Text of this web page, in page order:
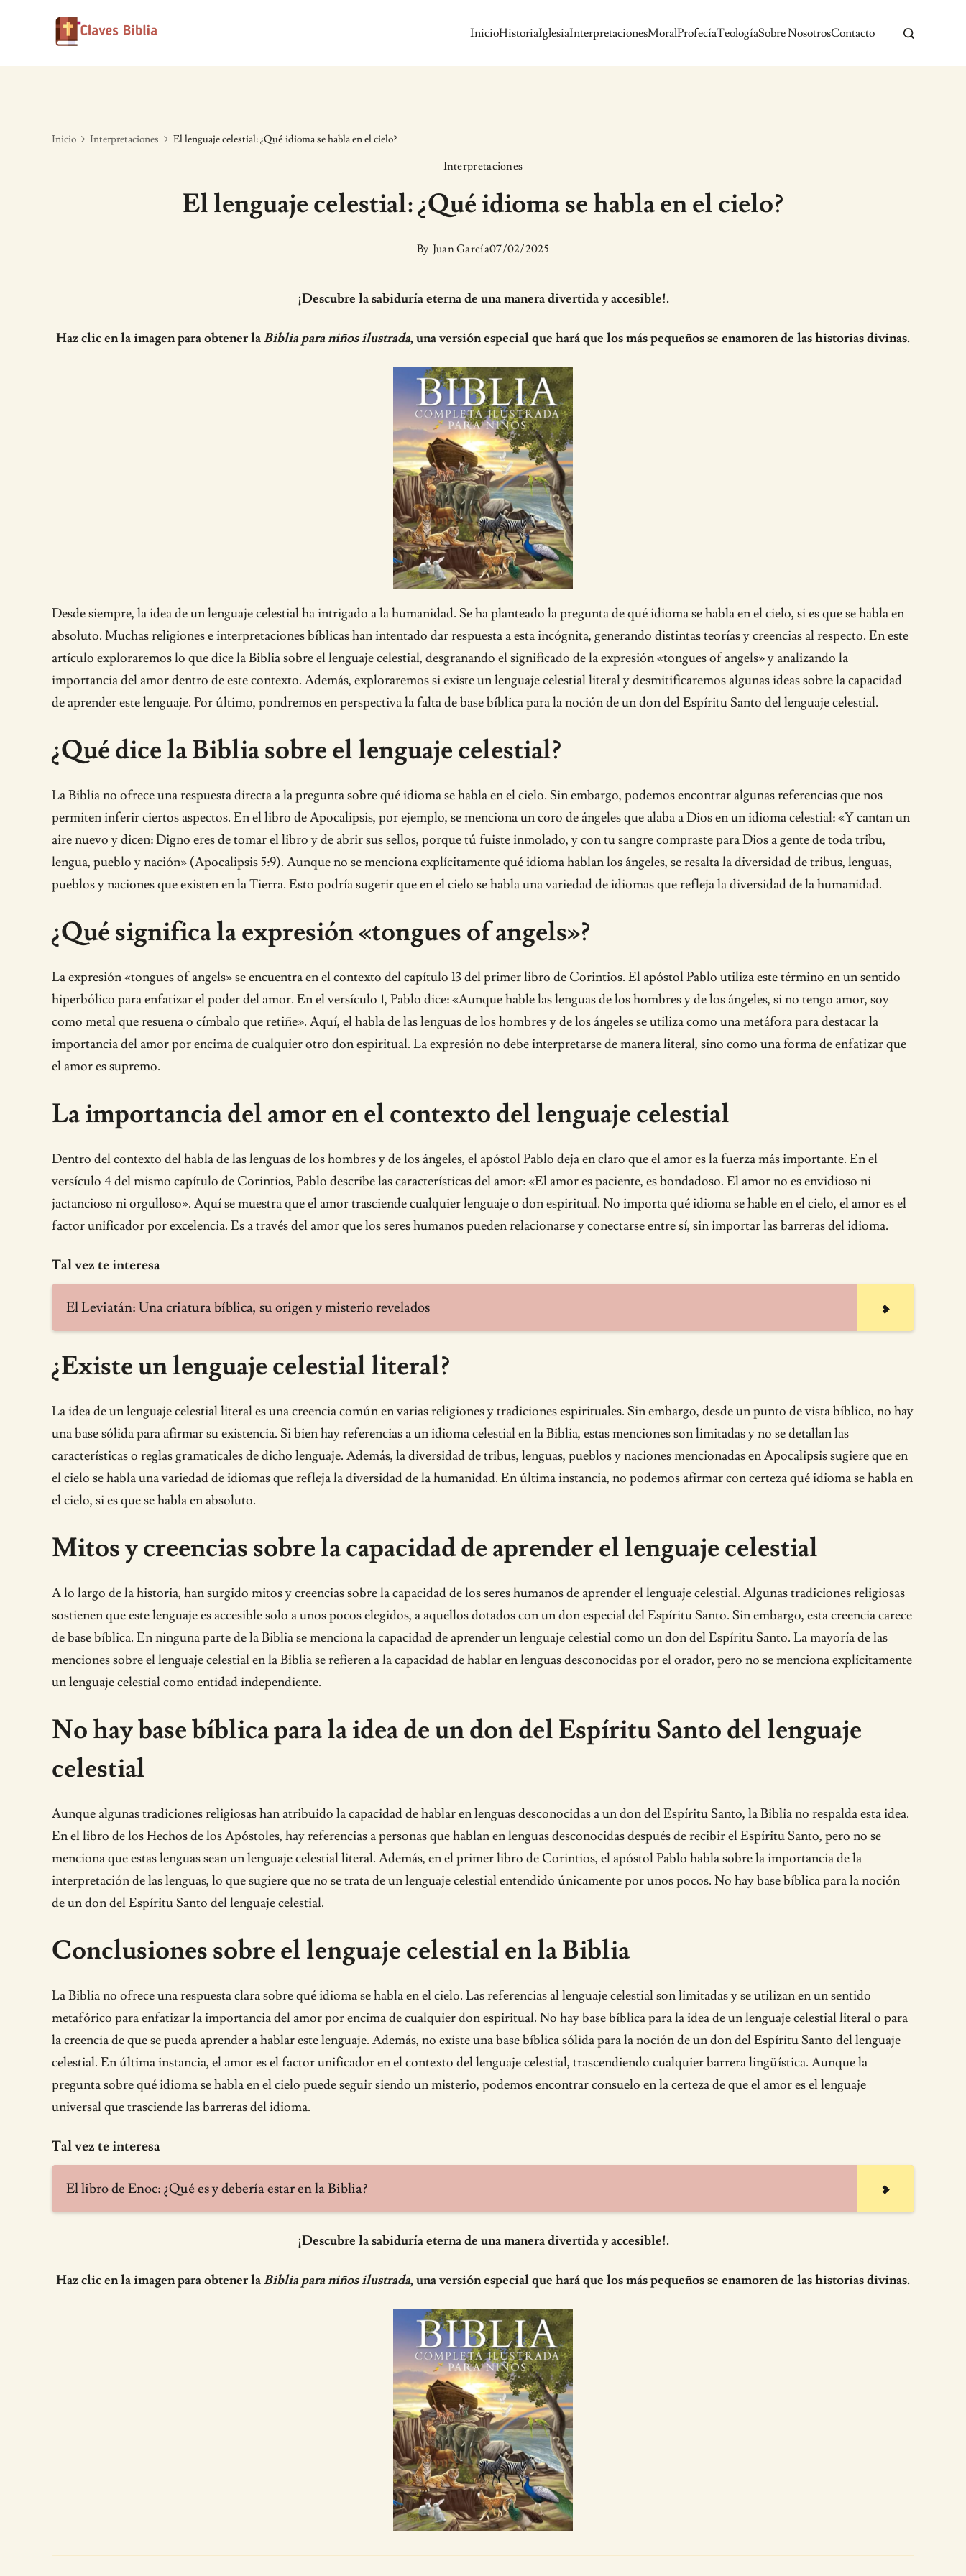
InicioHistoriaIglesiaInterpretacionesMoralProfecíaTeologíaSobre NosotrosContacto
Inicio Interpretaciones El lenguaje celestial: ¿Qué idioma se habla en el cielo?
Interpretaciones
El lenguaje celestial: ¿Qué idioma se habla en el cielo?
By Juan García07/02/2025
¡Descubre la sabiduría eterna de una manera divertida y accesible!.
Haz clic en la imagen para obtener laBiblia para niños ilustrada, una versión especial que hará que los más pequeños se enamoren de las historias divinas.
Desde siempre, la idea de un lenguaje celestial ha intrigado a la humanidad. Se ha planteado la pregunta de qué idioma se habla en el cielo, si es que se habla en
absoluto. Muchas religiones e interpretaciones bíblicas han intentado dar respuesta a esta incógnita, generando distintas teorías y creencias al respecto. En este
artículo exploraremos lo que dice la Biblia sobre el lenguaje celestial, desgranando el significado de la expresión «tongues of angels» y analizando la
importancia del amor dentro de este contexto. Además, exploraremos si existe un lenguaje celestial literal y desmitificaremos algunas ideas sobre la capacidad
de aprender este lenguaje. Por último, pondremos en perspectiva la falta de base bíblica para la noción de un don del Espíritu Santo del lenguaje celestial.
¿Qué dice la Biblia sobre el lenguaje celestial?
La Biblia no ofrece una respuesta directa a la pregunta sobre qué idioma se habla en el cielo. Sin embargo, podemos encontrar algunas referencias que nos
permiten inferir ciertos aspectos. En el libro de Apocalipsis, por ejemplo, se menciona un coro de ángeles que alaba a Dios en un idioma celestial: «Y cantan un
aire nuevo y dicen: Digno eres de tomar el libro y de abrir sus sellos, porque tú fuiste inmolado, y con tu sangre compraste para Dios a gente de toda tribu,
lengua, pueblo y nación» (Apocalipsis 5:9). Aunque no se menciona explícitamente qué idioma hablan los ángeles, se resalta la diversidad de tribus, lenguas,
pueblos y naciones que existen en la Tierra. Esto podría sugerir que en el cielo se habla una variedad de idiomas que refleja la diversidad de la humanidad.
¿Qué significa la expresión «tongues of angels»?
La expresión «tongues of angels» se encuentra en el contexto del capítulo 13 del primer libro de Corintios. El apóstol Pablo utiliza este término en un sentido
hiperbólico para enfatizar el poder del amor. En el versículo 1, Pablo dice: «Aunque hable las lenguas de los hombres y de los ángeles, si no tengo amor, soy
como metal que resuena o címbalo que retiñe». Aquí, el habla de las lenguas de los hombres y de los ángeles se utiliza como una metáfora para destacar la
importancia del amor por encima de cualquier otro don espiritual. La expresión no debe interpretarse de manera literal, sino como una forma de enfatizar que
el amor es supremo.
La importancia del amor en el contexto del lenguaje celestial
Dentro del contexto del habla de las lenguas de los hombres y de los ángeles, el apóstol Pablo deja en claro que el amor es la fuerza más importante. En el
versículo 4 del mismo capítulo de Corintios, Pablo describe las características del amor: «El amor es paciente, es bondadoso. El amor no es envidioso ni
jactancioso ni orgulloso». Aquí se muestra que el amor trasciende cualquier lenguaje o don espiritual. No importa qué idioma se hable en el cielo, el amor es el
factor unificador por excelencia. Es a través del amor que los seres humanos pueden relacionarse y conectarse entre sí, sin importar las barreras del idioma.
Tal vez te interesa
El Leviatán: Una criatura bíblica, su origen y misterio revelados
¿Existe un lenguaje celestial literal?
La idea de un lenguaje celestial literal es una creencia común en varias religiones y tradiciones espirituales. Sin embargo, desde un punto de vista bíblico, no hay
una base sólida para afirmar su existencia. Si bien hay referencias a un idioma celestial en la Biblia, estas menciones son limitadas y no se detallan las
características o reglas gramaticales de dicho lenguaje. Además, la diversidad de tribus, lenguas, pueblos y naciones mencionadas en Apocalipsis sugiere que en
el cielo se habla una variedad de idiomas que refleja la diversidad de la humanidad. En última instancia, no podemos afirmar con certeza qué idioma se habla en
el cielo, si es que se habla en absoluto.
Mitos y creencias sobre la capacidad de aprender el lenguaje celestial
A lo largo de la historia, han surgido mitos y creencias sobre la capacidad de los seres humanos de aprender el lenguaje celestial. Algunas tradiciones religiosas
sostienen que este lenguaje es accesible solo a unos pocos elegidos, a aquellos dotados con un don especial del Espíritu Santo. Sin embargo, esta creencia carece
de base bíblica. En ninguna parte de la Biblia se menciona la capacidad de aprender un lenguaje celestial como un don del Espíritu Santo. La mayoría de las
menciones sobre el lenguaje celestial en la Biblia se refieren a la capacidad de hablar en lenguas desconocidas por el orador, pero no se menciona explícitamente
un lenguaje celestial como entidad independiente.
No hay base bíblica para la idea de un don del Espíritu Santo del lenguaje
celestial
Aunque algunas tradiciones religiosas han atribuido la capacidad de hablar en lenguas desconocidas a un don del Espíritu Santo, la Biblia no respalda esta idea.
En el libro de los Hechos de los Apóstoles, hay referencias a personas que hablan en lenguas desconocidas después de recibir el Espíritu Santo, pero no se
menciona que estas lenguas sean un lenguaje celestial literal. Además, en el primer libro de Corintios, el apóstol Pablo habla sobre la importancia de la
interpretación de las lenguas, lo que sugiere que no se trata de un lenguaje celestial entendido únicamente por unos pocos. No hay base bíblica para la noción
de un don del Espíritu Santo del lenguaje celestial.
Conclusiones sobre el lenguaje celestial en la Biblia
La Biblia no ofrece una respuesta clara sobre qué idioma se habla en el cielo. Las referencias al lenguaje celestial son limitadas y se utilizan en un sentido
metafórico para enfatizar la importancia del amor por encima de cualquier don espiritual. No hay base bíblica para la idea de un lenguaje celestial literal o para
la creencia de que se pueda aprender a hablar este lenguaje. Además, no existe una base bíblica sólida para la noción de un don del Espíritu Santo del lenguaje
celestial. En última instancia, el amor es el factor unificador en el contexto del lenguaje celestial, trascendiendo cualquier barrera lingüística. Aunque la
pregunta sobre qué idioma se habla en el cielo puede seguir siendo un misterio, podemos encontrar consuelo en la certeza de que el amor es el lenguaje
universal que trasciende las barreras del idioma.
Tal vez te interesa
El libro de Enoc: ¿Qué es y debería estar en la Biblia?
¡Descubre la sabiduría eterna de una manera divertida y accesible!.
Haz clic en la imagen para obtener laBiblia para niños ilustrada, una versión especial que hará que los más pequeños se enamoren de las historias divinas.